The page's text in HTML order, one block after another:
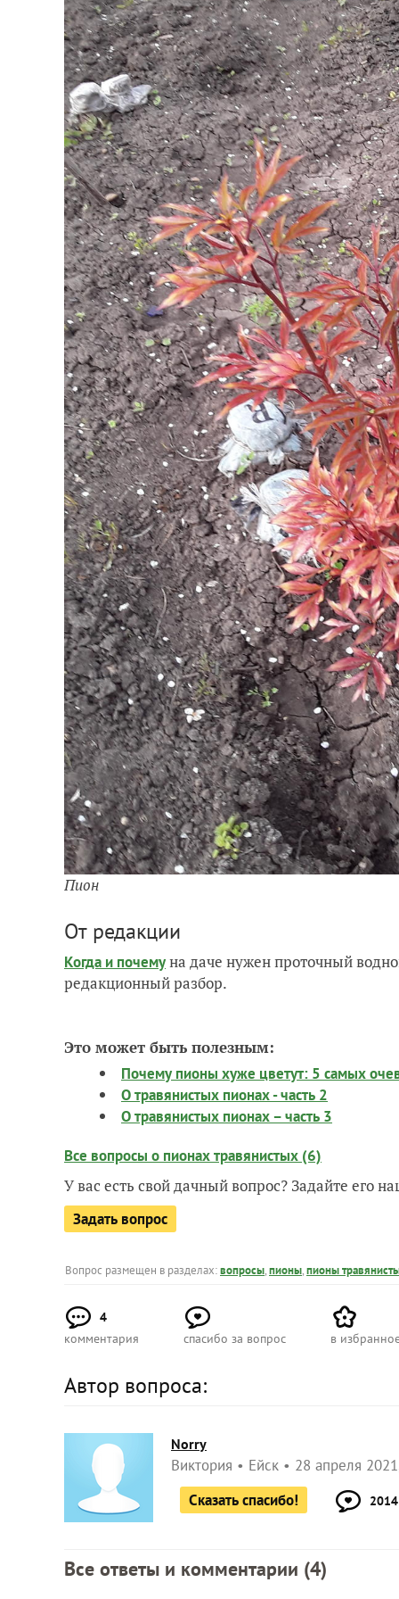
Пион
От редакции
Когда и почемуна даче нужен проточный
редакционный разбор.
Это может быть полезным:
Почему пионы хуже цветут: 5 самых
О травянистых пионах - часть 2
О травянистых пионах – часть 3
Все вопросы о пионах травянистых (6)
У вас есть свой дачный вопрос? Задайте его
Задать вопрос
Вопрос размещен в разделах:вопросы,пионы,пионы
4
комментария
спасибо за вопрос в
Автор вопроса:
Norry
Виктория Ейск
28 апреля
Сказать спасибо!
2014
Все ответы и комментарии (4)